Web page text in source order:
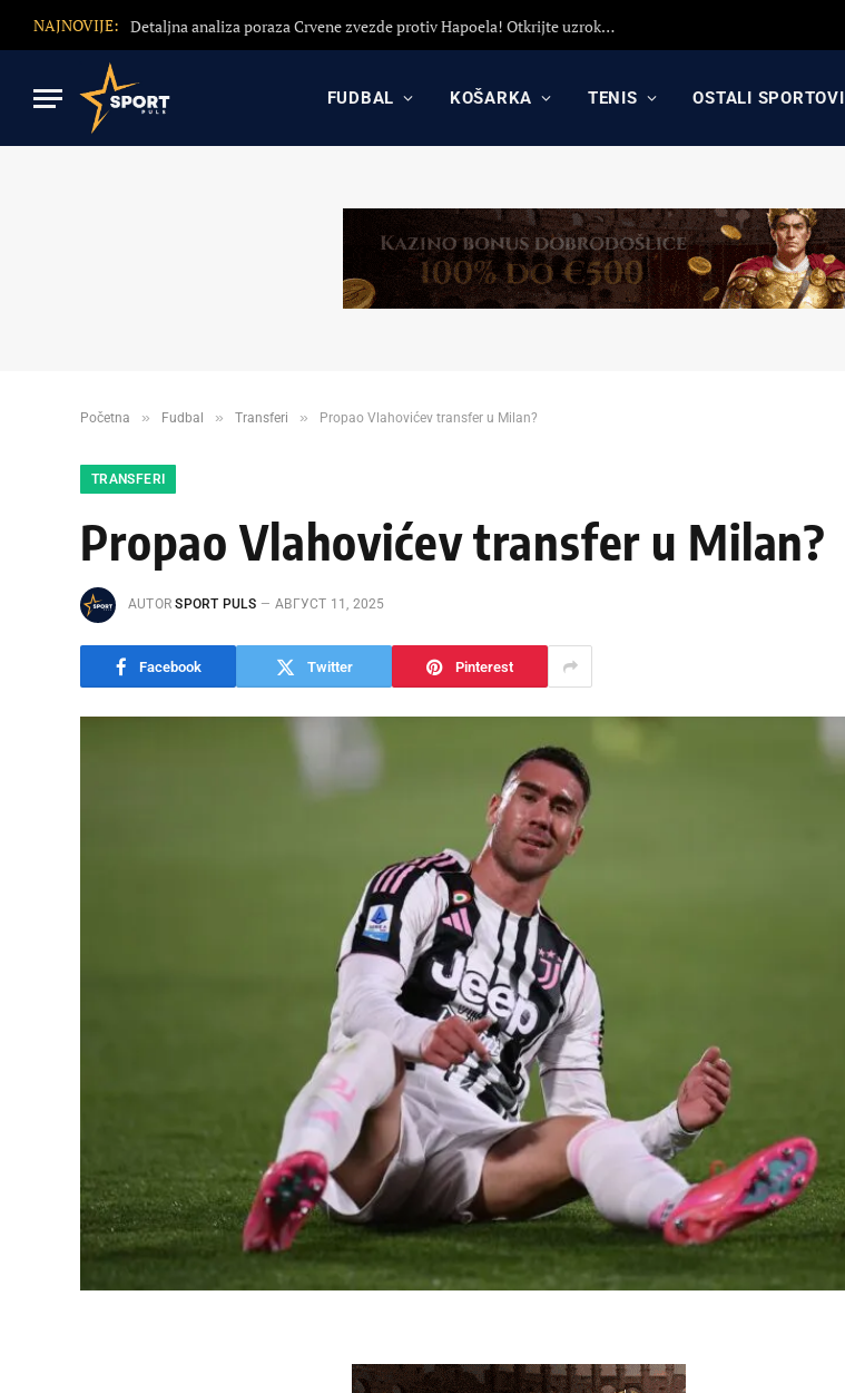
NAJNOVIJE: Detaljna analiza poraza Crvene zvezde protiv Hapoela! Otkrijte uzroke poraza, analizu odluka Dejana Stankovića i najavu revanša
FUDBAL KOŠARKA TENIS OSTALI SPORTOVI
Početna » Fudbal » Transferi » Propao Vlahovićev transfer u Milan?
TRANSFERI
Propao Vlahovićev transfer u Milan?
AUTOR SPORT PULS АВГУСТ 11, 2025
Facebook Twitter Pinterest